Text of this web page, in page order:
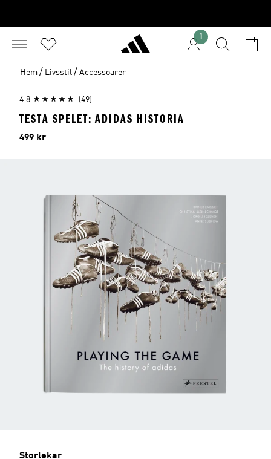
1
Hem / Livsstil / Accessoarer
4.8 (49)
TESTA SPELET: ADIDAS HISTORIA
Pris
499 kr
Storlekar